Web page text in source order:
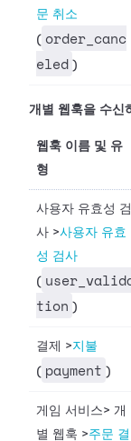
문 취소
( order_canc
eled )
개별 웹훅을 수신
웹훅 이름 및 유
형
사용자 유효성 검
사 >사용자 유효
성 검사
(
tion )
결제 >지불
( payment )
게임 서비스> 개
별 웹훅 >주문 결